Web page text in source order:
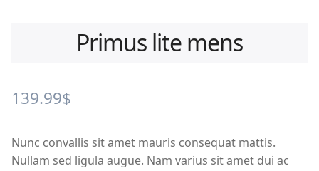
Primus lite mens
139.99$
Nunc convallis sit amet mauris consequat mattis.
Nullam sed ligula augue. Nam varius sit amet dui ac